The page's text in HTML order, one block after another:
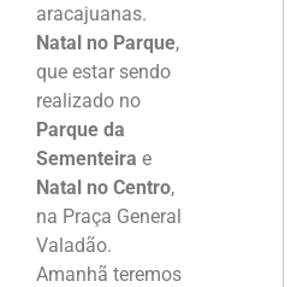
aracajuanas.
Natal no Parque,
que estar sendo
realizado no
Parque da
Sementeira e
Natal no Centro,
na Praça General
Valadão.
Amanhã teremos